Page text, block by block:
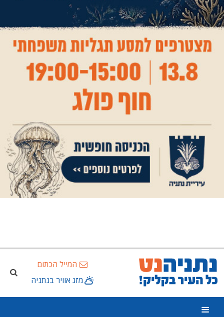
המייל הכתום
מזג אוויר בנתניה